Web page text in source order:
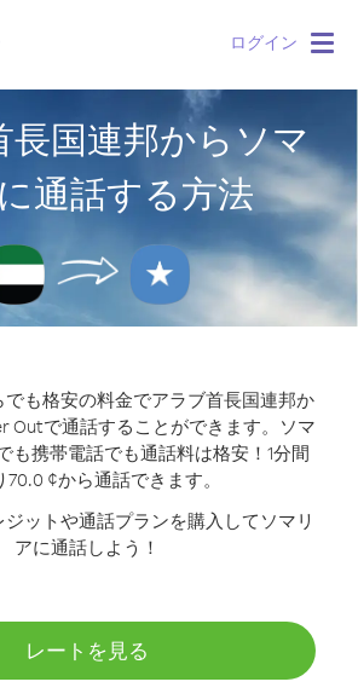
ログイン
長国連邦からソマ
通話する方法
も格安の料金でアラブ首長国連邦か
Outで通話することができます。
ソマ
も携帯電話でも通話料は格安！1分間
70.0 ¢から通話できます。
ットや通話プランを購入してソマリ
アに通話しよう！
レートを見る